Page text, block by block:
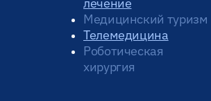
Медицинский туризм
Телемедицина
Роботическая
хирургия